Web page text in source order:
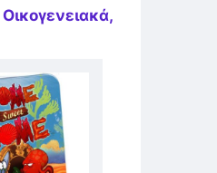
Οικογενειακά,